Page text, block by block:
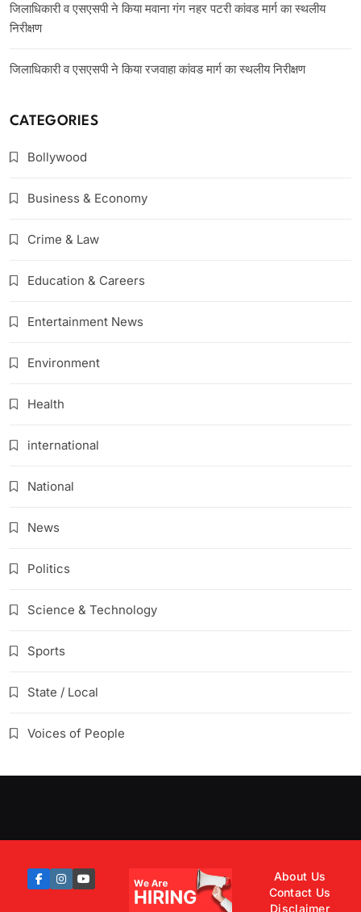
जिलाधिकारी व एसएसपी ने किया मवाना गंग नहर पटरी कांवड मार्ग का स्थलीय
निरीक्षण
जिलाधिकारी व एसएसपी ने किया रजवाहा कांवड मार्ग का स्थलीय निरीक्षण
CATEGORIES
Bollywood
Business & Economy
Crime & Law
Education & Careers
Entertainment News
Environment
Health
international
National
News
Politics
Science & Technology
Sports
State / Local
Voices of People
About Us
Contact Us
Disclaimer